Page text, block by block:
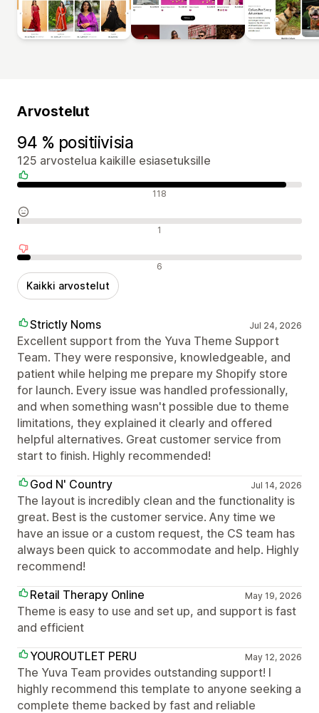
Arvostelut
94 % positiivisia
125 arvostelua kaikille esiasetuksille
Positiiviset arvostelut 118
Neutraalit arvostelut 1
Negatiiviset arvostelut 6
Kaikki arvostelut
Strictly Noms Jul 24, 2026
Excellent support from the Yuva Theme Support
Team. They were responsive, knowledgeable, and
patient while helping me prepare my Shopify store
for launch. Every issue was handled professionally,
and when something wasn't possible due to theme
limitations, they explained it clearly and offered
helpful alternatives. Great customer service from
start to finish. Highly recommended!
God N' Country
Jul 14, 2026
The layout is incredibly clean and the functionality is
great. Best is the customer service. Any time we
have an issue or a custom request, the CS team has
always been quick to accommodate and help. Highly
recommend!
Retail Therapy Online
May 19, 2026
Theme is easy to use and set up, and support is fast
and efficient
YOUROUTLET PERU
May 12, 2026
The Yuva Team provides outstanding support! I
highly recommend this template to anyone seeking a
complete theme backed by fast and reliable